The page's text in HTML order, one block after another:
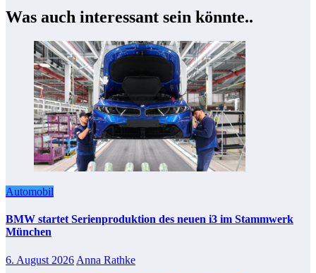
Was auch interessant sein könnte..
Automobil
BMW startet Serienproduktion des neuen i3 im Stammwerk
München
6. August 2026 Anna Rathke